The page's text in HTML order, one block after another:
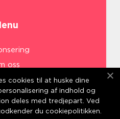
oss
oss
cookies til at huske dine
af indhold og
deles med tredjepart. Ved
du cookiepolitikken.